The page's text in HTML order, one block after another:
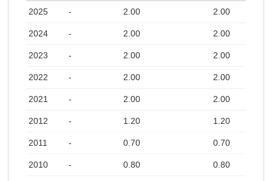
2025 - 2.00 2.00
2024 - 2.00 2.00
2023 - 2.00 2.00
2022 - 2.00 2.00
2021 - 2.00 2.00
2012 - 1.20 1.20
2011 - 0.70 0.70
2010 - 0.80 0.80